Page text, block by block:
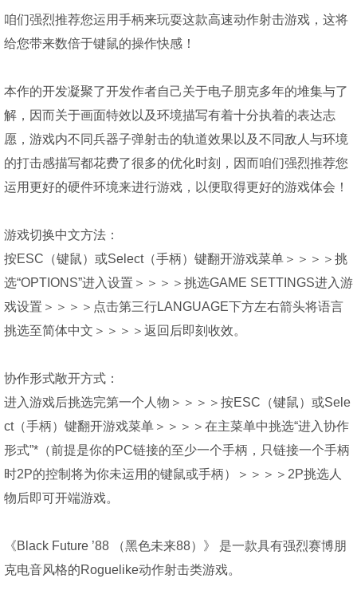
咱们强烈推荐您运用手柄来玩耍这款高速动作射击游戏，这将
给您带来数倍于键鼠的操作快感！
本作的开发凝聚了开发作者自己关于电子朋克多年的堆集与了
解，因而关于画面特效以及环境描写有着十分执着的表达志
愿，游戏内不同兵器子弹射击的轨道效果以及不同敌人与环境
的打击感描写都花费了很多的优化时刻，因而咱们强烈推荐您
运用更好的硬件环境来进行游戏，以便取得更好的游戏体会！
游戏切换中文方法：
按ESC（键鼠）或Select（手柄）键翻开游戏菜单＞＞＞＞挑
选“OPTIONS”进入设置＞＞＞＞挑选GAME SETTINGS进入游
戏设置＞＞＞＞点击第三行LANGUAGE下方左右箭头将语言
挑选至简体中文＞＞＞＞返回后即刻收效。
协作形式敞开方式：
进入游戏后挑选完第一个人物＞＞＞＞按ESC（键鼠）或Sele
ct（手柄）键翻开游戏菜单＞＞＞＞在主菜单中挑选“进入协作
形式”*（前提是你的PC链接的至少一个手柄，只链接一个手柄
时2P的控制将为你未运用的键鼠或手柄）＞＞＞＞2P挑选人
物后即可开端游戏。
《Black Future ’88 （黑色未来88）》 是一款具有强烈赛博朋
克电音风格的Roguelike动作射击类游戏。